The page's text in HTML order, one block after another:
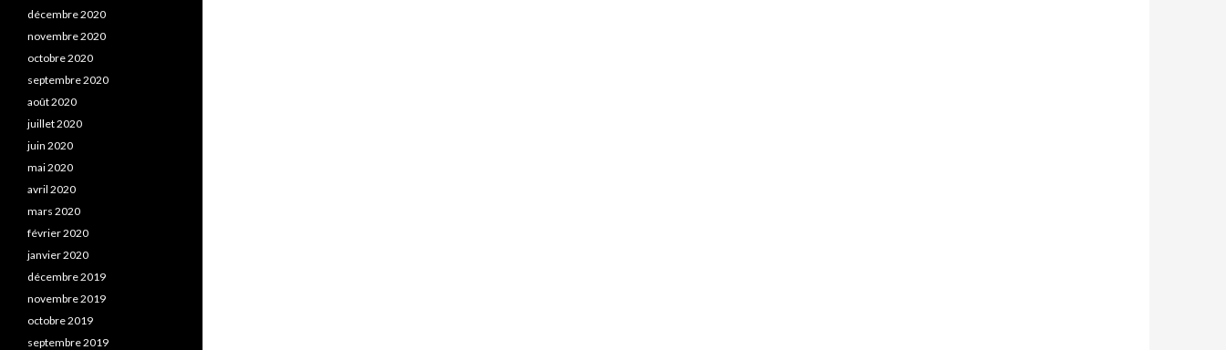
décembre 2020
novembre 2020
octobre 2020
septembre 2020
août 2020
juillet 2020
juin 2020
mai 2020
avril 2020
mars 2020
février 2020
janvier 2020
décembre 2019
novembre 2019
octobre 2019
septembre 2019